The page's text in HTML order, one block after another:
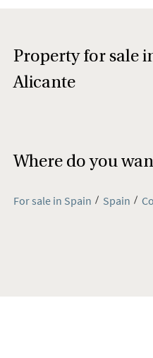
Property for sale
Alicante
Where do you
For sale in Spain Spain